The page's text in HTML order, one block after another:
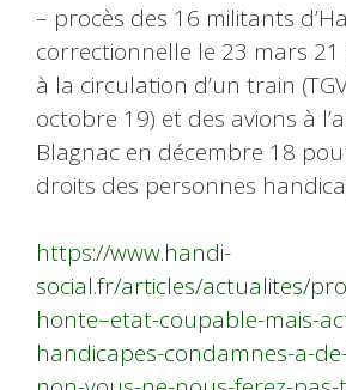
– procès des 16 militants
correctionnelle le 23 mars
à la circulation d’un train
octobre 19) et des avions à
Blagnac en décembre 18
droits des personnes
https://www.handi-
social.fr/articles/actualites/
honte–etat-coupable-mais-
handicapes-condamnes-a-